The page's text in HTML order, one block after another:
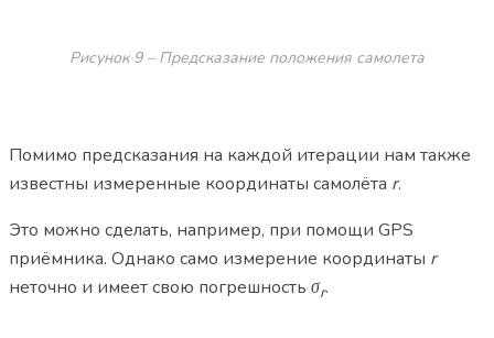
Рисунок 9 – Предсказание положения самолета
Помимо предсказания на каждой итерации нам также
известны измеренные координаты самолёта r.
Это можно сделать, например, при помощи GPS
приёмника. Однако само измерение координаты r
неточно и имеет свою погрешность σr.